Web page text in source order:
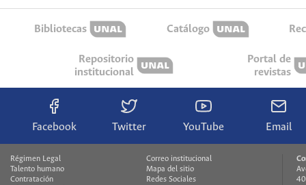
Bibliotecas Catálogo
Repositorio
institucional
Portal de
revistas
Facebook Twitter YouTube Email
Régimen Legal
Talento humano
Contratación
Correo institucional
Mapa del sitio
Redes Sociales